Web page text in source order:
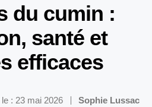
du cumin :
santé et
efficaces
: 23 mai 2026 Sophie Lussac